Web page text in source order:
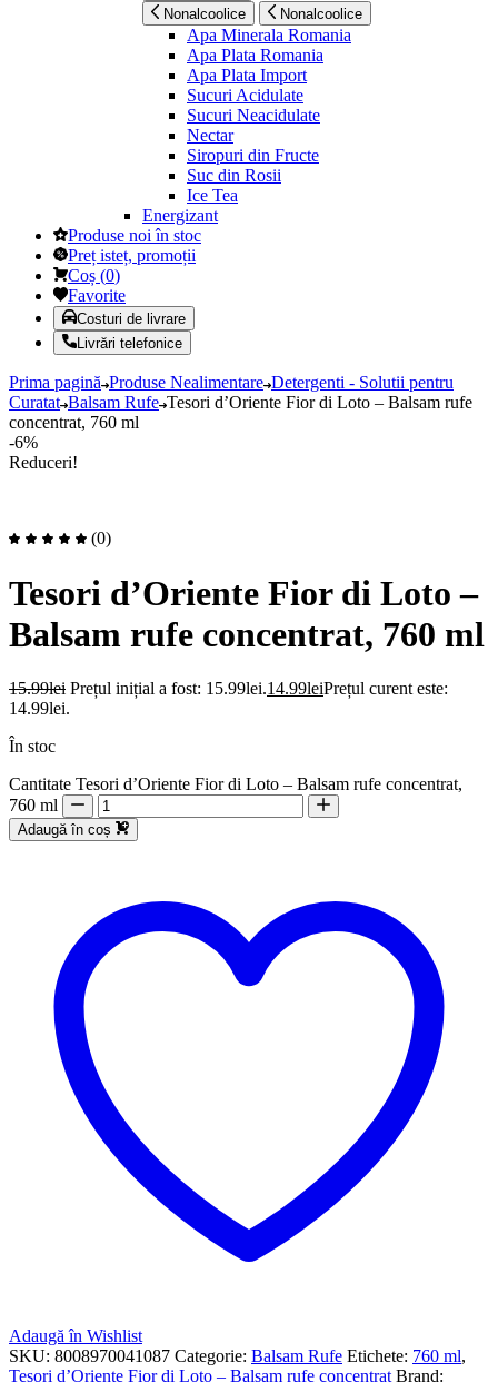
Nonalcoolice Nonalcoolice
Apa Minerala Romania
Apa Plata Romania
Apa Plata Import
Sucuri Acidulate
Sucuri Neacidulate
Nectar
Siropuri din Fructe
Suc din Rosii
Ice Tea
Energizant
Produse noi în stoc
Preț isteț, promoții
Coș (0)
Favorite
Costuri de livrare
Livrări telefonice
Prima pagină Produse Nealimentare Detergenti - Solutii pentru
Curatat Balsam Rufe Tesori d’Oriente Fior di Loto – Balsam rufe
concentrat, 760 ml
-6%
Reduceri!
(0)
Tesori d’Oriente Fior di Loto –
Balsam rufe concentrat, 760 ml
15.99lei Prețul inițial a fost: 15.99lei.14.99leiPrețul curent este:
14.99lei.
În stoc
Cantitate Tesori d’Oriente Fior di Loto – Balsam rufe concentrat,
760 ml
Adaugă în coș
Adaugă în Wishlist
SKU: 8008970041087 Categorie: Balsam Rufe Etichete: 760 ml,
Tesori d’Oriente Fior di Loto – Balsam rufe concentrat Brand: